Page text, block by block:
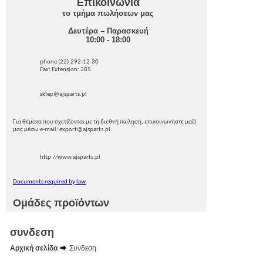
Επικοινωνία
το τμήμα πωλήσεων μας
Δευτέρα – Παρασκευή
10:00 - 18:00
phone (22)-292-12-30
Fax: Extension: 305
sklep@ajsparts.pl
Για θέματα που σχετίζονται με τη διεθνή πώληση, επικοινωνήστε μαζί
μας μέσω e-mail: export@ajsparts.pl.
http://www.ajsparts.pl
Documents required by law
Ομάδες προϊόντων
συνδεση
Αρχική σελίδα
Συνδεση